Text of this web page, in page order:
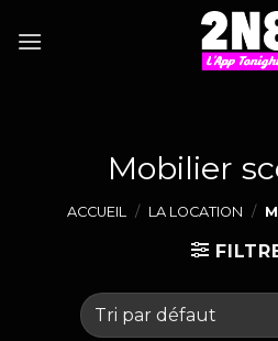
Mobilier
ACCUEIL / LA LOCATION /